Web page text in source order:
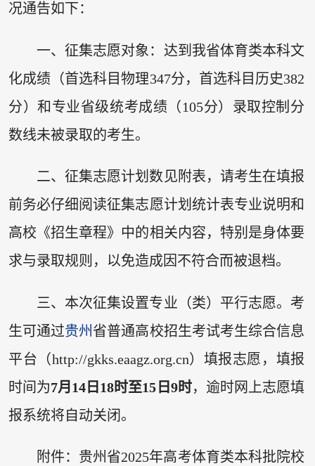
况通告如下：
一、征集志愿对象：达到我省体育类本科文
化成绩（首选科目物理347分，首选科目历史382
分）和专业省级统考成绩（105分）录取控制分
数线未被录取的考生。
二、征集志愿计划数见附表，请考生在填报
前务必仔细阅读征集志愿计划统计表专业说明和
高校《招生章程》中的相关内容，特别是身体要
求与录取规则，以免造成因不符合而被退档。
三、本次征集设置专业（类）平行志愿。考
生可通过贵州 省普通高校招生考试考生综合信息
平台（http://gkks.eaagz.org.cn）填报志愿，填报
时间为7月14日18时至15日9时，逾时网上志愿填
报系统将自动关闭。
附件：贵州省2025年高考体育类本科批院校